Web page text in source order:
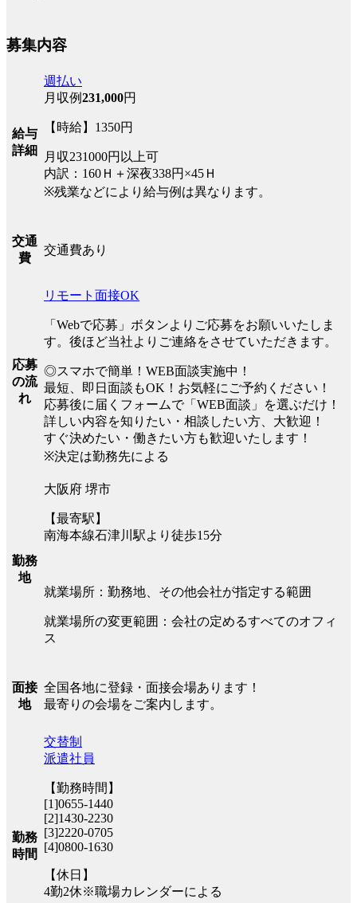
募集内容
給与
詳細
週払い
月収例231,000円
【時給】1350円
月収231000円以上可
内訳：160Ｈ＋深夜338円×45Ｈ
※残業などにより給与例は異なります。
交通
費
交通費あり
応募
の流
れ
リモート面接OK
「Webで応募」ボタンよりご応募をお願いいたしま
す。後ほど当社よりご連絡をさせていただきます。
◎スマホで簡単！WEB面談実施中！
最短、即日面談もOK！お気軽にご予約ください！
応募後に届くフォームで「WEB面談」を選ぶだけ！
詳しい内容を知りたい・相談したい方、大歓迎！
すぐ決めたい・働きたい方も歓迎いたします！
※決定は勤務先による
勤務
地
大阪府 堺市
【最寄駅】
南海本線石津川駅より徒歩15分
就業場所：勤務地、その他会社が指定する範囲
就業場所の変更範囲：会社の定めるすべてのオフィ
ス
面接
地
全国各地に登録・面接会場あります！
最寄りの会場をご案内します。
勤務
時間
交替制
派遣社員
【勤務時間】
[1]0655-1440
[2]1430-2230
[3]2220-0705
[4]0800-1630
【休日】
4勤2休※職場カレンダーによる